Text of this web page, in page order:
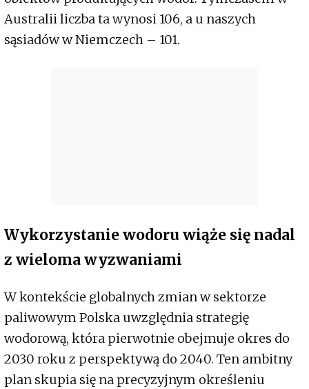
Australii liczba ta wynosi 106, a u naszych
sąsiadów w Niemczech – 101.
Wykorzystanie wodoru wiąże się nadal
z wieloma wyzwaniami
W kontekście globalnych zmian w sektorze
paliwowym Polska uwzględnia strategię
wodorową, która pierwotnie obejmuje okres do
2030 roku z perspektywą do 2040. Ten ambitny
plan skupia się na precyzyjnym określeniu